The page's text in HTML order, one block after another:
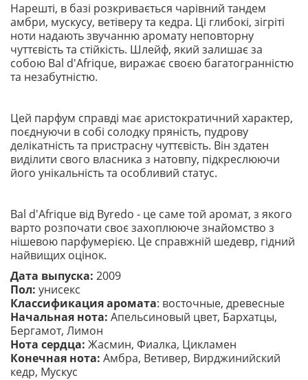
Нарешті, в базі розкривається чарівний тандем
амбри, мускусу, ветіверу та кедра. Ці глибокі, зігріті
ноти надають звучанню аромату неповторну
чуттєвість та стійкість. Шлейф, який залишає за
собою Bal d'Afrique, виражає своєю багатогранністю
та незабутністю.
Цей парфум справді має аристократичний характер,
поєднуючи в собі солодку пряність, пудрову
делікатність та пристрасну чуттєвість. Він здатен
виділити свого власника з натовпу, підкреслюючи
його унікальність та особливий статус.
Bal d'Afrique від Byredo - це саме той аромат, з якого
варто розпочати своє захоплююче знайомство з
нішевою парфумерією. Це справжній шедевр, гідний
найвищих оцінок.
Дата выпуска: 2009
Пол: унисекс
Классификация аромата: восточные, древесные
Начальная нота: Апельсиновый цвет, Бархатцы,
Бергамот, Лимон
Нота сердца: Жасмин, Фиалка, Цикламен
Конечная нота: Амбра, Ветивер, Вирджинийский
кедр, Мускус